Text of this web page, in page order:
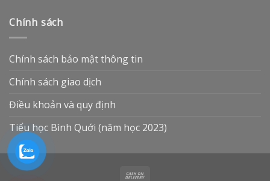
Chính sách
Chính sách bảo mật thông tin
Chính sách giao dịch
Điều khoản và quy định
Tiểu học Bình Quới (năm học 2023)